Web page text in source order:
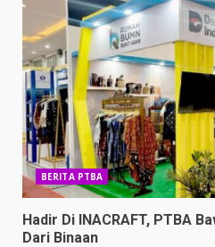
BERITA PTBA
Hadir Di INACRAFT, PTBA
Dari Binaan